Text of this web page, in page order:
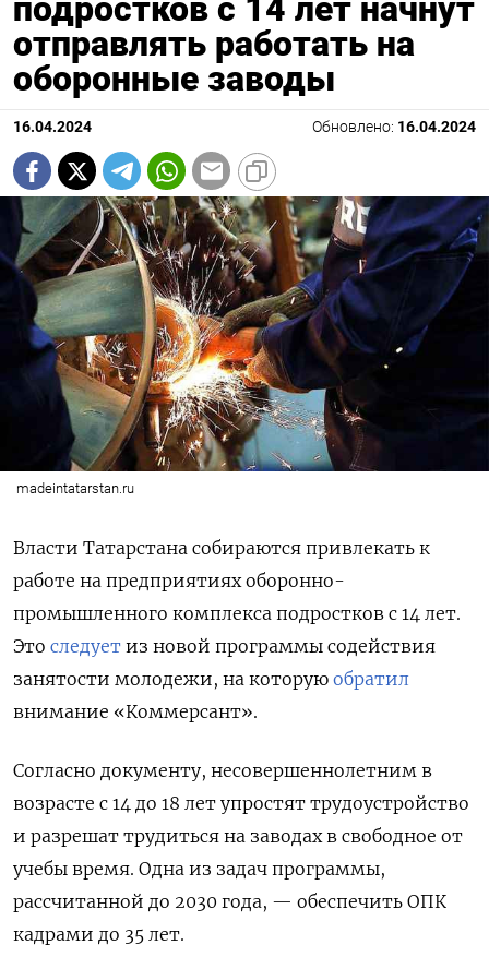
подростков с 14 лет начнут
отправлять работать на
оборонные заводы
16.04.2024 Обновлено: 16.04.2024
madeintatarstan.ru
Власти Татарстана собираются привлекать к
работе на предприятиях оборонно-
промышленного комплекса подростков с 14 лет.
Это следует из новой программы содействия
занятости молодежи, на которую обратил
внимание «Коммерсант».
Согласно документу, несовершеннолетним в
возрасте с 14 до 18 лет упростят трудоустройство
и разрешат трудиться на заводах в свободное от
учебы время. Одна из задач программы,
рассчитанной до 2030 года, — обеспечить ОПК
кадрами до 35 лет.